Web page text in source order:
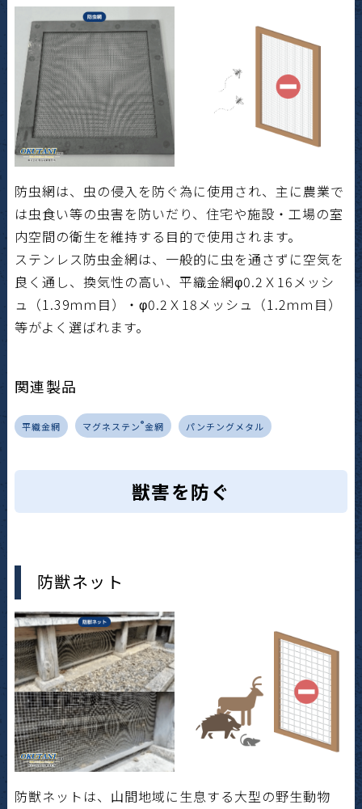
防虫網は、虫の侵入を防ぐ為に使用され、主に農業で
は虫食い等の虫害を防いだり、住宅や施設・工場の室
内空間の衛生を維持する目的で使用されます。
ステンレス防虫金網は、一般的に虫を通さずに空気を
良く通し、換気性の高い、平織金網φ0.2Ｘ16メッシ
ュ（1.39ｍｍ目）・φ0.2Ｘ18メッシュ（1.2ｍｍ目）
等がよく選ばれます。
関連製品
平織金網 マグネステン®金網 パンチングメタル
獣害を防ぐ
防獣ネット
防獣ネットは、山間地域に生息する大型の野生動物